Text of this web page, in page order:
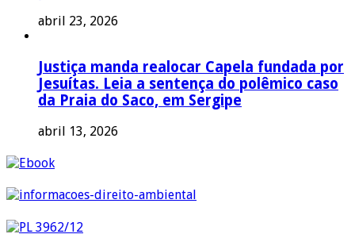
abril 23, 2026
Justiça manda realocar Capela fundada por
Jesuítas. Leia a sentença do polêmico caso
da Praia do Saco, em Sergipe
abril 13, 2026